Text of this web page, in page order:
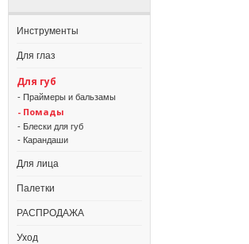
Инструменты
Для глаз
Для губ
- Праймеры и бальзамы
- Помады
- Блески для губ
- Карандаши
Для лица
Палетки
РАСПРОДАЖА
Уход